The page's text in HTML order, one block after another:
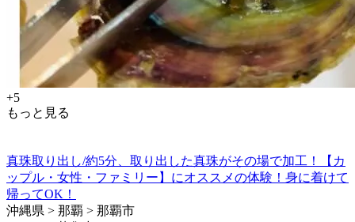
+5
もっと見る
真珠取り出し/約5分、取り出した真珠がその場で加工！【カ
ップル・女性・ファミリー】にオススメの体験！身に着けて
帰ってOK！
沖縄県 > 那覇 > 那覇市